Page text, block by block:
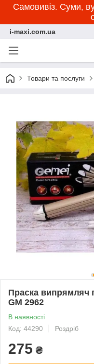
Самовивіз. Суми,
i-maxi.com.ua
Товари та послуги
Праска випрямляч
GM 2962
В наявності
Код: 44290
Роздріб
275 ₴